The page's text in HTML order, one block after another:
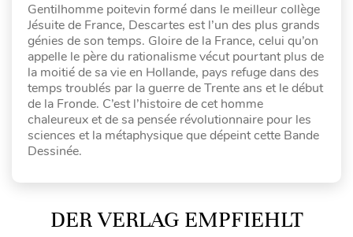
Gentilhomme poitevin formé dans le meilleur collège
Jésuite de France, Descartes est l’un des plus grands
génies de son temps. Gloire de la France, celui qu’on
appelle le père du rationalisme vécut pourtant plus de
la moitié de sa vie en Hollande, pays refuge dans des
temps troublés par la guerre de Trente ans et le début
de la Fronde. C’est l’histoire de cet homme
chaleureux et de sa pensée révolutionnaire pour les
sciences et la métaphysique que dépeint cette Bande
Dessinée.
DER VERLAG EMPFIEHLT